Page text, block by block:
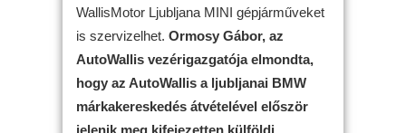
WallisMotor Ljubljana MINI gépjárműveket
is szervizelhet. Ormosy Gábor, az
AutoWallis vezérigazgatója elmondta,
hogy az AutoWallis a ljubljanai BMW
márkakereskedés átvételével először
jelenik meg kifejezetten külföldi